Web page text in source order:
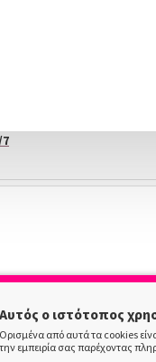
7
ArtyCare
αλλά και για
Αυτός ο ιστότοπος
Ορισμένα από αυτά τα cookies
την εμπειρία σας παρέχοντας